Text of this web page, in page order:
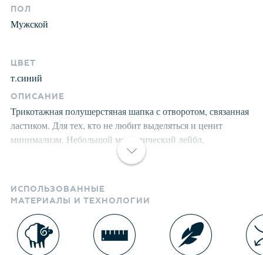
ПОЛ
Мужской
ЦВЕТ
т.синий
ОПИСАНИЕ
Трикотажная полушерстяная шапка с отворотом, связанная
ластиком. Для тех, кто не любит выделяться и ценит
минимализм. Небольшой металлический лейбл,
подчеркнёт Вашу индивидуальность и не позволит
минимализму захватить полностью Ваше сознание.
ИСПОЛЬЗОВАННЫЕ
МАТЕРИАЛЫ И ТЕХНОЛОГИИ